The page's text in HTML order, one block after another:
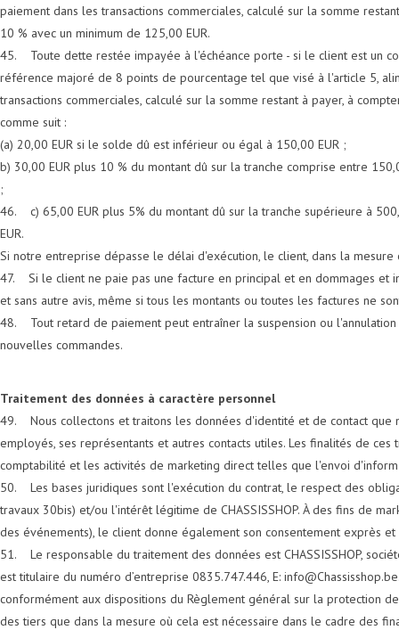
paiement dans les transactions commerciales, calculé sur la somme
10 % avec un minimum de 125,00 EUR.
45. Toute dette restée impayée à l'échéance porte - si le client est un
référence majoré de 8 points de pourcentage tel que visé à l'article 5,
transactions commerciales, calculé sur la somme restant à payer, à
comme suit :
(a) 20,00 EUR si le solde dû est inférieur ou égal à 150,00 EUR ;
b) 30,00 EUR plus 10 % du montant dû sur la tranche comprise entre
;
46. c) 65,00 EUR plus 5% du montant dû sur la tranche supérieure à
EUR.
Si notre entreprise dépasse le délai d'exécution, le client, dans la
47. Si le client ne paie pas une facture en principal et en dommages et
et sans autre avis, même si tous les montants ou toutes les factures ne
48. Tout retard de paiement peut entraîner la suspension ou
nouvelles commandes.
Traitement des données à caractère personnel
49. Nous collectons et traitons les données d'identité et de contact que
employés, ses représentants et autres contacts utiles. Les finalités de
comptabilité et les activités de marketing direct telles que l'envoi
50. Les bases juridiques sont l'exécution du contrat, le respect des
travaux 30bis) et/ou l'intérêt légitime de CHASSISSHOP. À des fins de
des événements), le client donne également son consentement exprès
51. Le responsable du traitement des données est CHASSISSHOP,
est titulaire du numéro d’entreprise 0835.747.446, E:
conformément aux dispositions du Règlement général sur la protection
des tiers que dans la mesure où cela est nécessaire dans le cadre des